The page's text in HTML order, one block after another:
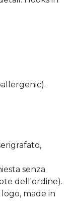
senza
dell'ordine).
made in